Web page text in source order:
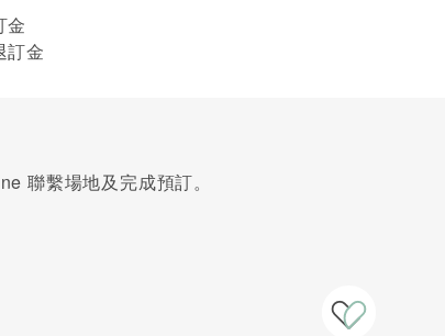
金
訂金
聯繫場地及完成預訂。